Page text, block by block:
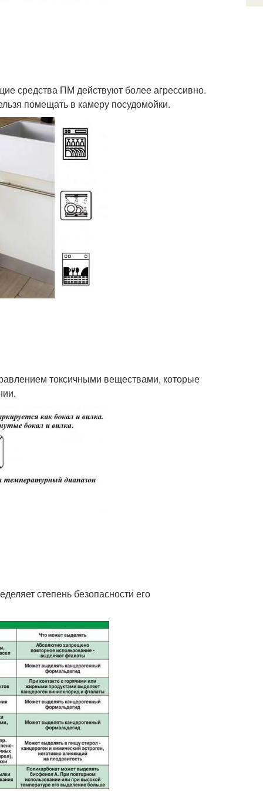
средства ПМ действуют более агрессивно.
помещать в камеру посудомойки.
токсичными веществами, которые
степень безопасности его